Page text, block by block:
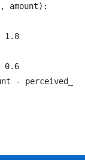
amount):
1.8
0.6
-